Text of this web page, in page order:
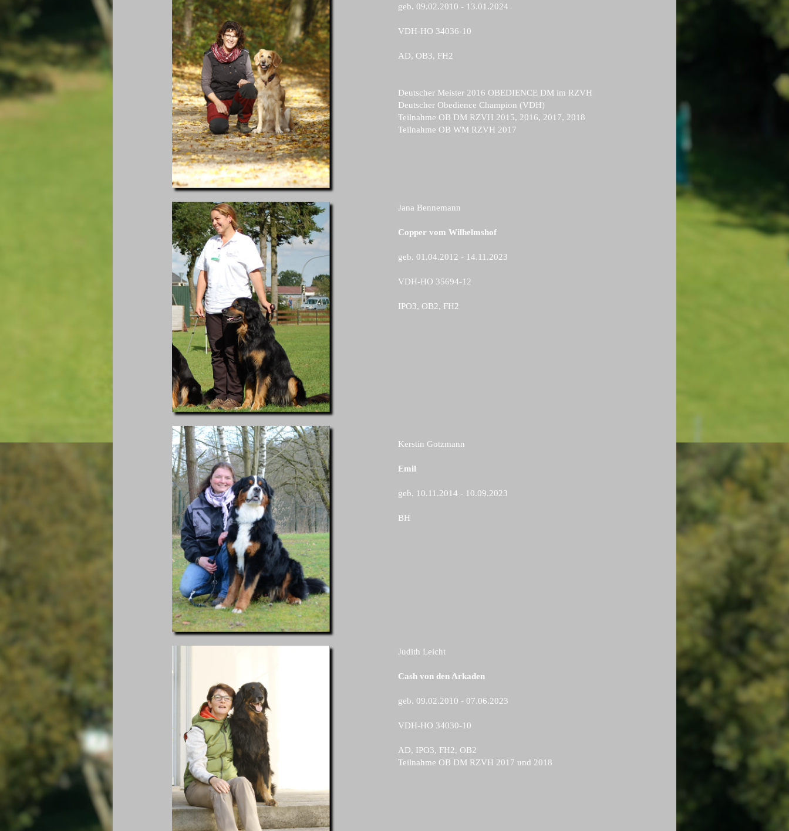
geb. 09.02.2010 - 13.01.2024
VDH-HO 34036-10
AD, OB3, FH2
Deutscher Meister 2016 OBEDIENCE DM im RZVH
Deutscher Obedience Champion (VDH)
Teilnahme OB DM RZVH 2015, 2016, 2017, 2018
Teilnahme OB WM RZVH 2017
Jana Bennemann
Copper vom Wilhelmshof
geb. 01.04.2012 - 14.11.2023
VDH-HO 35694-12
IPO3, OB2, FH2
Kerstin Gotzmann
Emil
geb. 10.11.2014 - 10.09.2023
BH
Judith Leicht
Cash von den Arkaden
geb. 09.02.2010 - 07.06.2023
VDH-HO 34030-10
AD, IPO3, FH2, OB2
Teilnahme OB DM RZVH 2017 und 2018